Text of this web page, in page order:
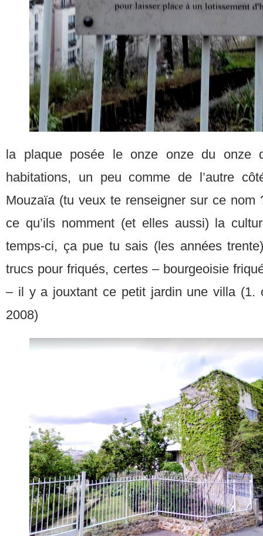
la plaque posée le onze onze du onze
habitations, un peu comme de l’autre
Mouzaïa (tu veux te renseigner sur ce nom
ce qu’ils nomment (et elles aussi) la
temps-ci, ça pue tu sais (les années
trucs pour friqués, certes – bourgeoisie
– il y a jouxtant ce petit jardin une villa (1.
2008)